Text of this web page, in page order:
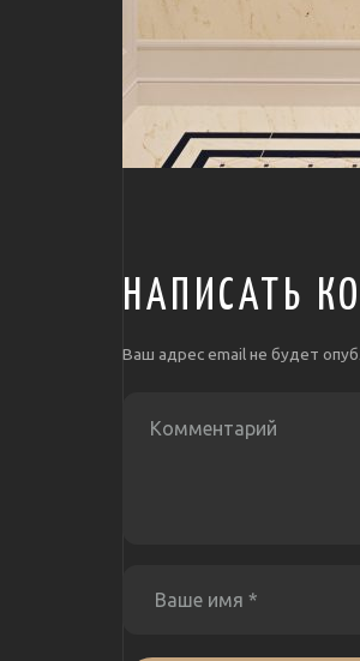
НАПИСАТЬ
Ваш адрес email не будет